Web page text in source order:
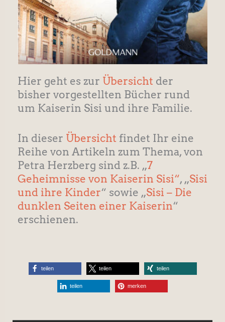
Hier geht es zur Übersicht der
bisher vorgestellten Bücher rund
um Kaiserin Sisi und ihre Familie.
In dieser Übersicht findet Ihr eine
Reihe von Artikeln zum Thema, von
Petra Herzberg sind z.B. „7
Geheimnisse von Kaiserin Sisi“, „Sisi
und ihre Kinder“ sowie „Sisi – Die
dunklen Seiten einer Kaiserin“
erschienen.
teilen teilen teilen
teilen merken